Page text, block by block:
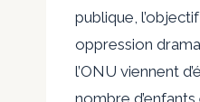
publique,
oppression
l’ONU viennent
nombre